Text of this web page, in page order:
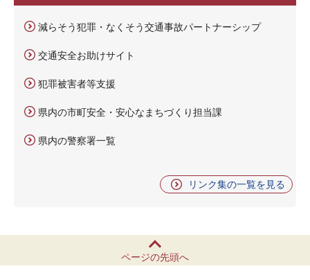
減らそう犯罪・なくそう交通事故パートナーシップ
交通安全お助けサイト
犯罪被害者等支援
県内の市町安全・安心なまちづくり担当課
県内の警察署一覧
リンク集の一覧を見る
ページの先頭へ